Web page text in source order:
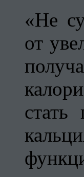
«Не
от
стать